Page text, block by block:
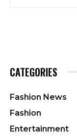
CATEGORIES
Fashion News
Fashion
Entertainment